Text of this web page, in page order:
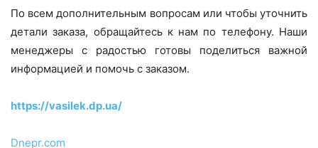
По всем дополнительным вопросам или чтобы уточнить
детали заказа, обращайтесь к нам по телефону. Наши
менеджеры с радостью готовы поделиться важной
информацией и помочь с заказом.
https://vasilek.dp.ua/
Dnepr.com